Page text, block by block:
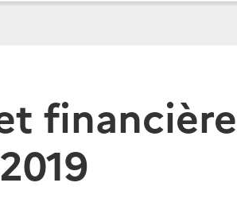
financière